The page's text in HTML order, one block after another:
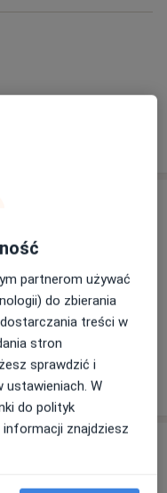
partnerom używać
do zbierania
treści w
stron
sprawdzić i
ustawieniach. W
do polityk
znajdziesz